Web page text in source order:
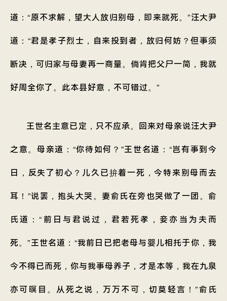
道：“原不求解，望大人放归别母，即来就死。”汪大尹
道：“君是孝子烈士，自来投到者，放归何妨？但事须
断决，可归家与母妻再一商量。倘肯把父尸一简，我就
好周全你了。此本县好意，不可错过。”
王世名主意已定，只不应承。回来对母亲说汪大尹
之意。母亲道：“你待如何？”王世名道：“岂有事到今
日，反失了初心？儿久已拚着一死，今特来别母而去
耳！”说罢，抱头大哭。妻俞氏在旁也哭做了一团。俞
氏道：“前日与君说过，君若死孝，妾亦当为夫而
死。”王世名道：“我前日已把老母与婴儿相托于你，我
今不得已而死，你与我事母养子，才是本等，我在九泉
亦可暝目。从死之说，万万不可，切莫轻言！”俞氏